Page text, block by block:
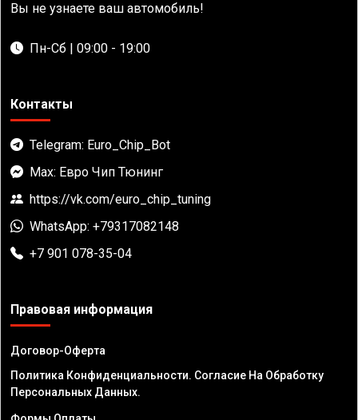
Вы не узнаете ваш автомобиль!
Пн-Сб | 09:00 - 19:00
Контакты
Telegram: Euro_Chip_Bot
Max: Евро Чип Тюнинг
https://vk.com/euro_chip_tuning
WhatsApp: +79317082148
+7 901 078-35-04
Правовая информация
Договор-Оферта
Политика Конфиденциальности. Согласие На Обработку
Персональных Данных.